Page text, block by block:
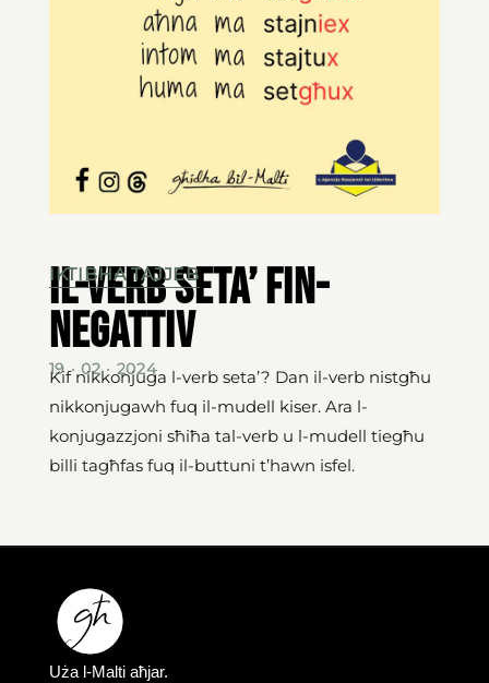
IKTIBHA TAJJEB
Il-verb seta’ fin-
negattiv
19 · 02 · 2024
Kif nikkonjuga l-verb seta’? Dan il-verb nistgħu
nikkonjugawh fuq il-mudell kiser. Ara l-
konjugazzjoni sħiħa tal-verb u l-mudell tiegħu
billi tagħfas fuq il-buttuni t’hawn isfel.
Uża l-Malti aħjar.